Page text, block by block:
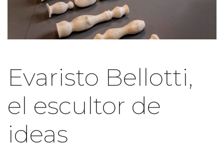
Evaristo Bellotti,
el escultor de
ideas